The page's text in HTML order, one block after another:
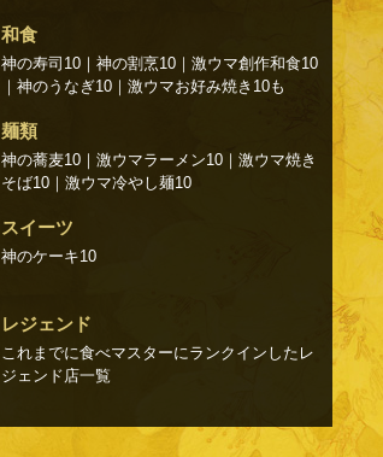
和食
神の寿司10 ｜ 神の割烹10 ｜ 激ウマ創作和食10
｜ 神のうなぎ10 ｜ 激ウマお好み焼き10も
麺類
神の蕎麦10 ｜ 激ウマラーメン10 ｜ 激ウマ焼き
そば10 ｜ 激ウマ冷やし麺10
スイーツ
神のケーキ10
レジェンド
これまでに食べマスターにランクインしたレ
ジェンド店一覧